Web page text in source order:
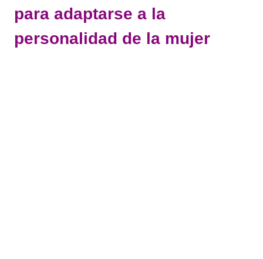
para adaptarse a la
personalidad de la mujer